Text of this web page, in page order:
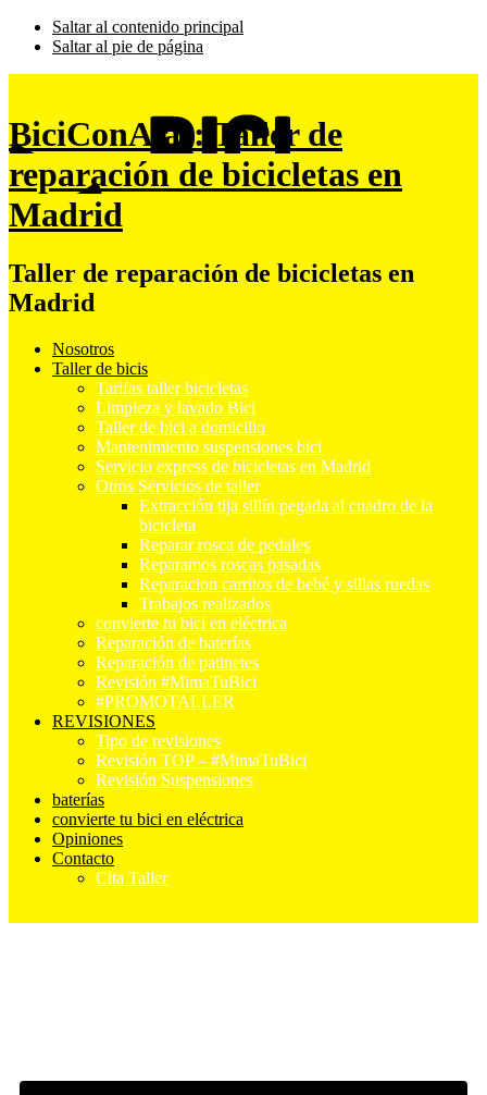
Saltar al contenido principal
Saltar al pie de página
BiciConAlas: Taller de
reparación de bicicletas en
Madrid
Taller de reparación de bicicletas en
Madrid
Nosotros
Taller de bicis
Tarifas taller bicicletas
Limpieza y lavado Bici
Taller de bici a domicilio
Mantenimiento suspensiones bici
Servicio express de bicicletas en Madrid
Otros Servicios de taller
Extracción tija sillín pegada al cuadro de la
bicicleta
Reparar rosca de pedales
Reparamos roscas pasadas
Reparacion carritos de bebé y sillas ruedas
Trabajos realizados
convierte tu bici en eléctrica
Reparación de baterías
Reparación de patinetes
Revisión #MimaTuBici
#PROMOTALLER
REVISIONES
Tipo de revisiones
Revisión TOP – #MimaTuBici
Revisión Suspensiones
baterías
convierte tu bici en eléctrica
Opiniones
Contacto
Cita Taller